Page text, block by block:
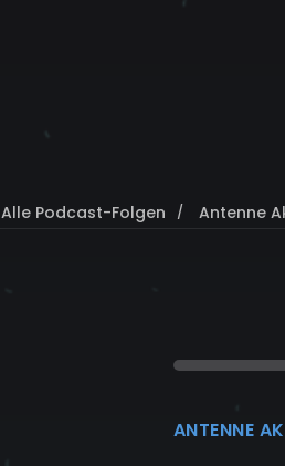
Alle Podcast-Folgen Antenne
ANTENNE